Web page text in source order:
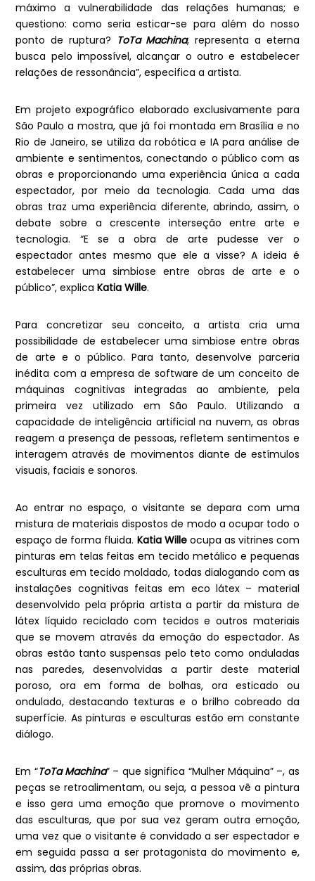
máximo a vulnerabilidade das relações humanas; e
questiono: como seria esticar-se para além do nosso
ponto de ruptura? ToTa Machina, representa a eterna
busca pelo impossível, alcançar o outro e estabelecer
relações de ressonância”, especifica a artista.
Em projeto expográfico elaborado exclusivamente para
São Paulo a mostra, que já foi montada em Brasília e no
Rio de Janeiro, se utiliza da robótica e IA para análise de
ambiente e sentimentos, conectando o público com as
obras e proporcionando uma experiência única a cada
espectador, por meio da tecnologia. Cada uma das
obras traz uma experiência diferente, abrindo, assim, o
debate sobre a crescente interseção entre arte e
tecnologia. “E se a obra de arte pudesse ver o
espectador antes mesmo que ele a visse? A ideia é
estabelecer uma simbiose entre obras de arte e o
público”, explicaKatia Wille.
Para concretizar seu conceito, a artista cria uma
possibilidade de estabelecer uma simbiose entre obras
de arte e o público. Para tanto, desenvolve parceria
inédita com a empresa de software de um conceito de
máquinas cognitivas integradas ao ambiente, pela
primeira vez utilizado em São Paulo. Utilizando a
capacidade de inteligência artificial na nuvem, as obras
reagem a presença de pessoas, refletem sentimentos e
interagem através de movimentos diante de estímulos
visuais, faciais e sonoros.
Ao entrar no espaço, o visitante se depara com uma
mistura de materiais dispostos de modo a ocupar todo o
espaço de forma fluida. Katia Willeocupa as vitrines com
pinturas em telas feitas em tecido metálico e pequenas
esculturas em tecido moldado, todas dialogando com as
instalações cognitivas feitas em eco látex – material
desenvolvido pela própria artista a partir da mistura de
látex líquido reciclado com tecidos e outros materiais
que se movem através da emoção do espectador. As
obras estão tanto suspensas pelo teto como onduladas
nas paredes, desenvolvidas a partir deste material
poroso, ora em forma de bolhas, ora esticado ou
ondulado, destacando texturas e o brilho cobreado da
superfície. As pinturas e esculturas estão em constante
diálogo.
Em “ToTa Machina” – que significa “Mulher Máquina” –, as
peças se retroalimentam, ou seja, a pessoa vê a pintura
e isso gera uma emoção que promove o movimento
das esculturas, que por sua vez geram outra emoção,
uma vez que o visitante é convidado a ser espectador e
em seguida passa a ser protagonista do movimento e,
assim, das próprias obras.